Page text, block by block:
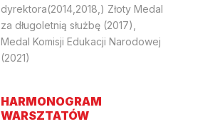
dyrektora(2014,2018,) Złoty Medal
za długoletnią służbę (2017),
Medal Komisji Edukacji Narodowej
(2021)
HARMONOGRAM
WARSZTATÓW